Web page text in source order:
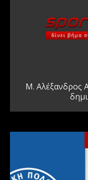
Μ. Αλέξανδρος